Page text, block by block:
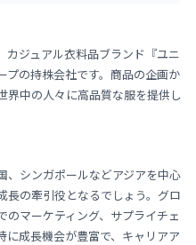
カジュアル衣料品ブランド『ユニ
プの持株会社です。商品の企画か
界中の人々に高品質な服を提供し
、シンガポールなどアジアを中心
長の牽引役となるでしょう。グロ
マーケティング、サプライチェ
に成長機会が豊富で、キャリアア